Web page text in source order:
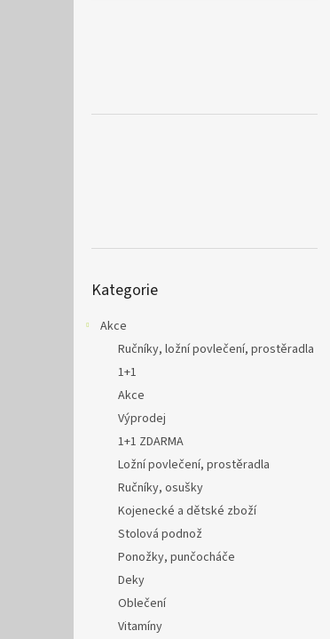
kategorie
Kategorie
Akce
Ručníky, ložní povlečení, prostěradla
1+1
Akce
Výprodej
1+1 ZDARMA
Ložní povlečení, prostěradla
Ručníky, osušky
Kojenecké a dětské zboží
Stolová podnož
Ponožky, punčocháče
Deky
Oblečení
Vitamíny